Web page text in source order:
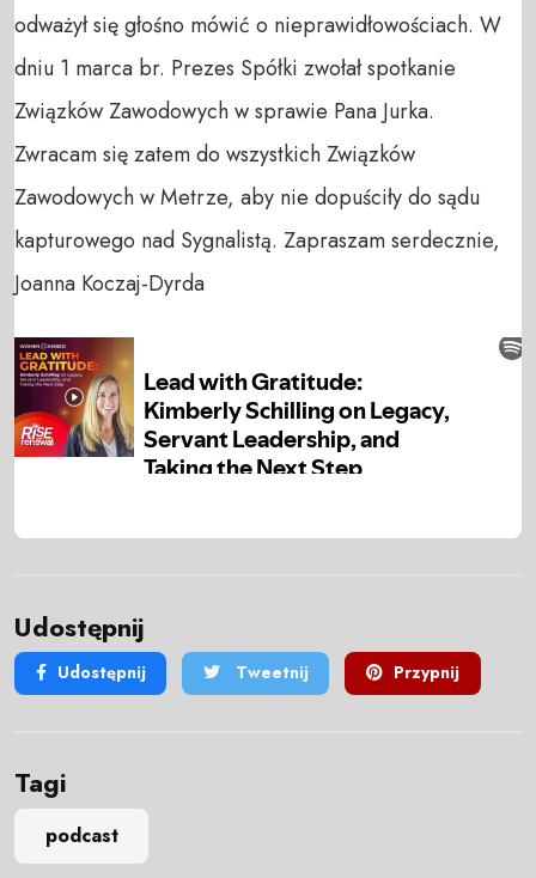
odważył się głośno mówić o nieprawidłowościach. W
dniu 1 marca br. Prezes Spółki zwołał spotkanie
Związków Zawodowych w sprawie Pana Jurka.
Zwracam się zatem do wszystkich Związków
Zawodowych w Metrze, aby nie dopuściły do sądu
kapturowego nad Sygnalistą. Zapraszam serdecznie,
Joanna Koczaj-Dyrda
Udostępnij
Udostępnij Tweetnij Przypnij
Tagi
podcast